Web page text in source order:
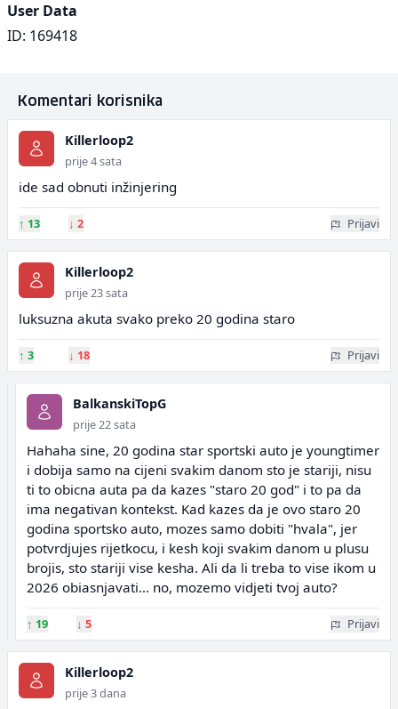
User Data
ID: 169418
Komentari korisnika
Killerloop2
prije 4 sata
ide sad obnuti inžinjering
↑ 13 ↓ 2 Prijavi
Killerloop2
prije 23 sata
luksuzna akuta svako preko 20 godina staro
↑ 3 ↓ 18 Prijavi
BalkanskiTopG
prije 22 sata
Hahaha sine, 20 godina star sportski auto je youngtimer
i dobija samo na cijeni svakim danom sto je stariji, nisu
ti to obicna auta pa da kazes "staro 20 god" i to pa da
ima negativan kontekst. Kad kazes da je ovo staro 20
godina sportsko auto, mozes samo dobiti "hvala", jer
potvrdjujes rijetkocu, i kesh koji svakim danom u plusu
brojis, sto stariji vise kesha. Ali da li treba to vise ikom u
2026 obiasnjavati... no, mozemo vidjeti tvoj auto?
↑ 19 ↓ 5 Prijavi
Killerloop2
prije 3 dana